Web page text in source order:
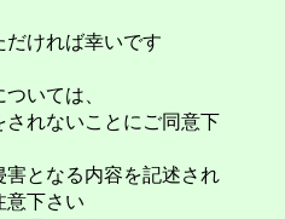
ければ幸いです
いては、
れないことにご同意下
となる内容を記述され
意下さい